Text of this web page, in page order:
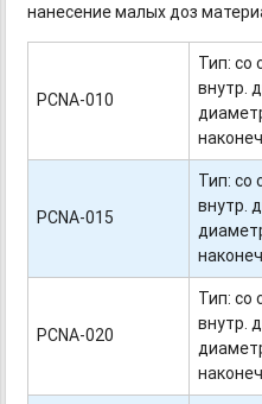
нанесение малых доз
PCNA-010
Тип: со
внутр.
PCNA-015
Тип: со
внутр.
PCNA-020
Тип: со
внутр.